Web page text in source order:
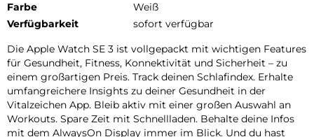
Farbe
Weiß
Verfügbarkeit
sofort verfügbar
Die Apple Watch SE 3 ist vollgepackt mit wichtigen Features
für Gesundheit, Fitness, Konnektivität und Sicherheit – zu
einem großartigen Preis. Track deinen Schlafindex. Erhalte
umfangreichere Insights zu deiner Gesundheit in der
Vitalzeichen App. Bleib aktiv mit einer großen Auswahl an
Workouts. Spare Zeit mit Schnellladen. Behalte deine Infos
mit dem AlwaysOn Display immer im Blick. Und du hast